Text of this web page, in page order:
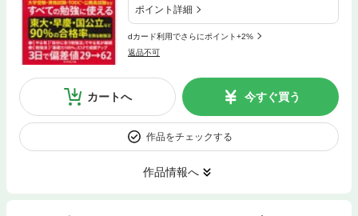
ポイント詳細
dカード利用でさらにポイント+2%
返品不可
カートへ 今すぐ買う
作品をチェックする
作品情報へ